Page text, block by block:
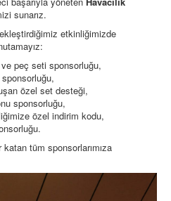
sunarız.
etkinliğimizde
ve peç seti sponsorluğu,
özel set desteği,
sponsorluğu,
özel indirim kodu,
tüm sponsorlarımıza